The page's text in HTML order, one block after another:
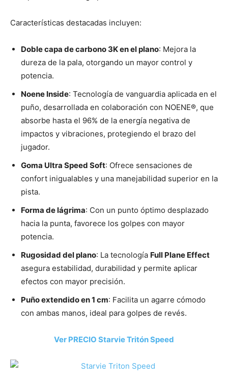
Características destacadas incluyen:
Doble capa de carbono 3K en el plano: Mejora la
dureza de la pala, otorgando un mayor control y
potencia.
Noene Inside: Tecnología de vanguardia aplicada en el
puño, desarrollada en colaboración con NOENE®, que
absorbe hasta el 96% de la energía negativa de
impactos y vibraciones, protegiendo el brazo del
jugador.
Goma Ultra Speed Soft: Ofrece sensaciones de
confort inigualables y una manejabilidad superior en la
pista.
Forma de lágrima: Con un punto óptimo desplazado
hacia la punta, favorece los golpes con mayor
potencia.
Rugosidad del plano: La tecnología Full Plane Effect
asegura estabilidad, durabilidad y permite aplicar
efectos con mayor precisión.
Puño extendido en 1 cm: Facilita un agarre cómodo
con ambas manos, ideal para golpes de revés.
Ver PRECIO Starvie Tritón Speed